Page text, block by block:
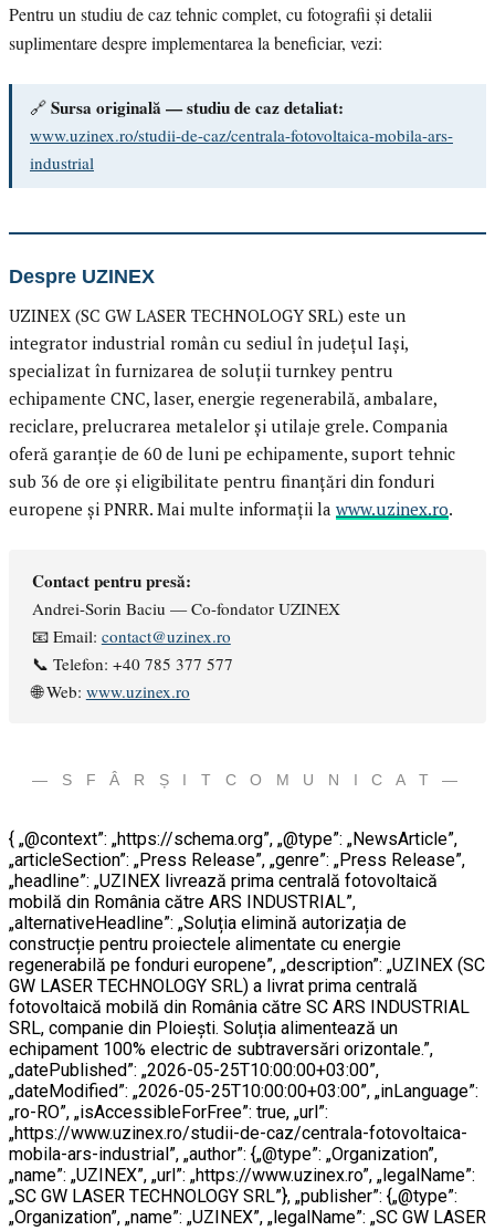
Pentru un studiu de caz tehnic complet, cu fotografii și detalii
suplimentare despre implementarea la beneficiar, vezi:
🔗 Sursa originală — studiu de caz detaliat:
www.uzinex.ro/studii-de-caz/centrala-fotovoltaica-mobila-ars-
industrial
Despre UZINEX
UZINEX (SC GW LASER TECHNOLOGY SRL) este un
integrator industrial român cu sediul în județul Iași,
specializat în furnizarea de soluții turnkey pentru
echipamente CNC, laser, energie regenerabilă, ambalare,
reciclare, prelucrarea metalelor și utilaje grele. Compania
oferă garanție de 60 de luni pe echipamente, suport tehnic
sub 36 de ore și eligibilitate pentru finanțări din fonduri
europene și PNRR. Mai multe informații la www.uzinex.ro.
Contact pentru presă:
Andrei-Sorin Baciu — Co-fondator UZINEX
📧 Email: contact@uzinex.ro
📞 Telefon: +40 785 377 577
🌐 Web: www.uzinex.ro
— S F Â R Ș I T C O M U N I C A T —
{ „@context”: „https://schema.org”, „@type”: „NewsArticle”,
„articleSection”: „Press Release”, „genre”: „Press Release”,
„headline”: „UZINEX livrează prima centrală fotovoltaică
mobilă din România către ARS INDUSTRIAL”,
„alternativeHeadline”: „Soluția elimină autorizația de
construcție pentru proiectele alimentate cu energie
regenerabilă pe fonduri europene”, „description”: „UZINEX (SC
GW LASER TECHNOLOGY SRL) a livrat prima centrală
fotovoltaică mobilă din România către SC ARS INDUSTRIAL
SRL, companie din Ploiești. Soluția alimentează un
echipament 100% electric de subtraversări orizontale.”,
„datePublished”: „2026-05-25T10:00:00+03:00”,
„dateModified”: „2026-05-25T10:00:00+03:00”, „inLanguage”:
„ro-RO”, „isAccessibleForFree”: true, „url”:
„https://www.uzinex.ro/studii-de-caz/centrala-fotovoltaica-
mobila-ars-industrial”, „author”: {„@type”: „Organization”,
„name”: „UZINEX”, „url”: „https://www.uzinex.ro”, „legalName”:
„SC GW LASER TECHNOLOGY SRL”}, „publisher”: {„@type”:
„Organization”, „name”: „UZINEX”, „legalName”: „SC GW LASER